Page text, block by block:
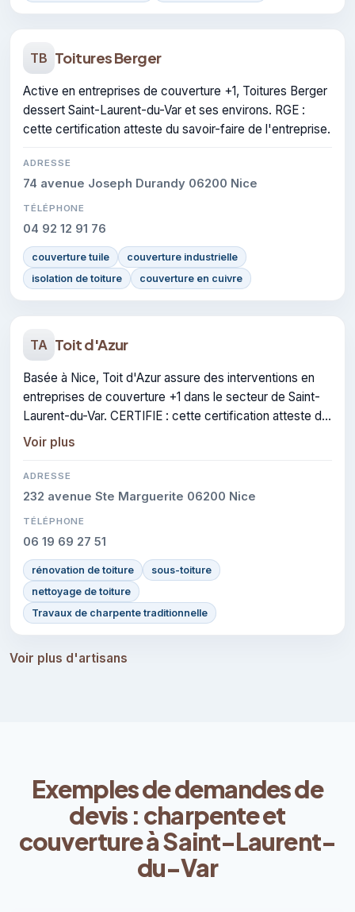
TB Toitures Berger
Active en entreprises de couverture +1, Toitures Berger
dessert Saint-Laurent-du-Var et ses environs. RGE :
cette certification atteste du savoir-faire de l'entreprise.
ADRESSE
74 avenue Joseph Durandy 06200 Nice
TÉLÉPHONE
04 92 12 91 76
couverture tuile
couverture industrielle
isolation de toiture
couverture en cuivre
TA Toit d'Azur
Basée à Nice, Toit d'Azur assure des interventions en
entreprises de couverture +1 dans le secteur de Saint-
Laurent-du-Var. CERTIFIE : cette certification atteste du
savoir-faire de l'entreprise.
Voir plus
ADRESSE
232 avenue Ste Marguerite 06200 Nice
TÉLÉPHONE
06 19 69 27 51
rénovation de toiture
sous-toiture
nettoyage de toiture
Travaux de charpente traditionnelle
Voir plus d'artisans
Exemples de demandes de
devis : charpente et
couverture à Saint-Laurent-
du-Var